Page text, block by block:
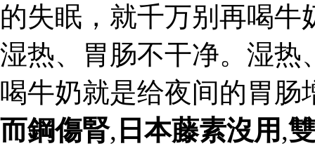
的失眠，就千万别再喝
湿热、胃肠不干净。湿热
喝牛奶就是给夜间的胃
而鋼傷腎, 日本藤素沒用 ,